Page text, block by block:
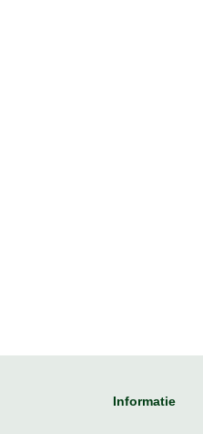
Informatie